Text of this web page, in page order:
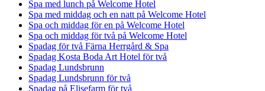
Spa med lunch på Welcome Hotel
Spa med middag och en natt på Welcome Hotel
Spa och middag för en på Welcome Hotel
Spa och middag för två på Welcome Hotel
Spadag för två Färna Herrgård & Spa
Spadag Kosta Boda Art Hotel för två
Spadag Lundsbrunn
Spadag Lundsbrunn för två
Spadag på Elisefarm för två